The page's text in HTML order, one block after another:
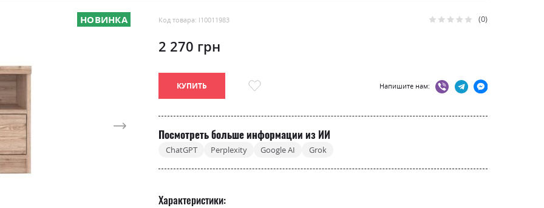
НОВИНКА Код товара: l10011983 Рейтинг: 0
2 270 грн
КУПИТЬ Напишите нам:
Посмотреть больше информации из ИИ
ChatGPT Perplexity Google AI Grok
Характеристики